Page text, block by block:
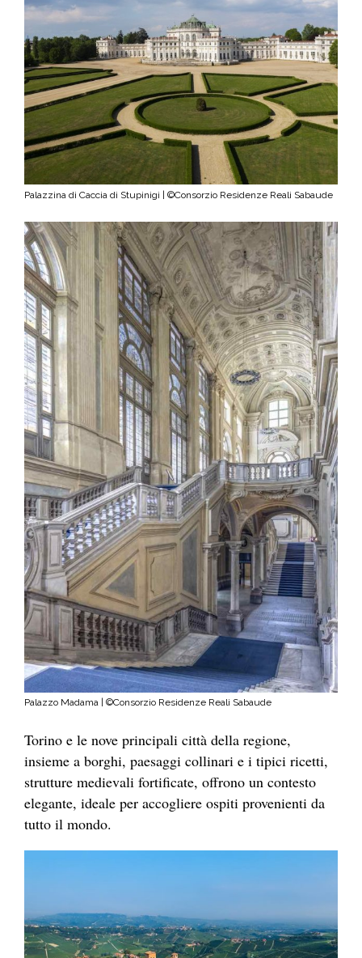
Palazzina di Caccia di Stupinigi | ©Consorzio Residenze Reali Sabaude
Palazzo Madama | ©Consorzio Residenze Reali Sabaude
Torino e le nove principali città della regione,
insieme a borghi, paesaggi collinari e i tipici ricetti,
strutture medievali fortificate, offrono un contesto
elegante, ideale per accogliere ospiti provenienti da
tutto il mondo.